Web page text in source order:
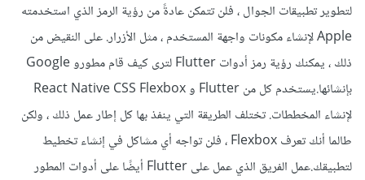
لتطوير تطبيقات الجوال ، فلن تتمكن عادةً من رؤية الرمز الذي استخدمته
Apple لإنشاء مكونات واجهة المستخدم ، مثل الأزرار. على النقيض من
ذلك ، يمكنك رؤية رمز أدوات Flutter لترى كيف قام مطورو Google
بإنشائها.يستخدم كل من Flutter و React Native CSS Flexbox
لإنشاء المخططات. تختلف الطريقة التي ينفذ بها كل إطار عمل ذلك ، ولكن
طالما أنك تعرف Flexbox ، فلن تواجه أي مشاكل في إنشاء تخطيط
لتطبيقك.عمل الفريق الذي عمل على Flutter أيضًا على أدوات المطور